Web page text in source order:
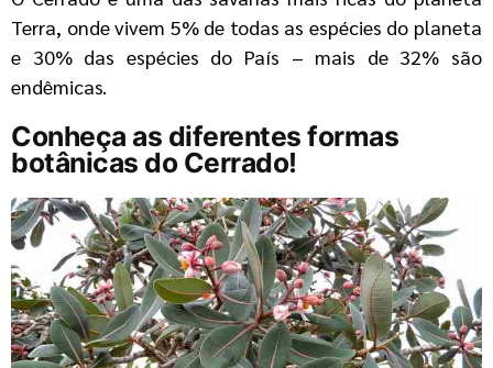
Terra, onde vivem 5% de todas as espécies do planeta
e 30% das espécies do País – mais de 32% são
endêmicas.
Conheça as diferentes formas
botânicas do Cerrado!